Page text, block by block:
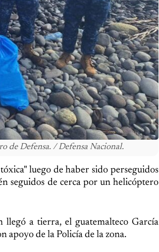
de Defensa. / Defensa Nacional.
luego de haber sido perseguidos
seguidos de cerca por un helicóptero
llegó a tierra, el guatemalteco García
apoyo de la Policía de la zona.